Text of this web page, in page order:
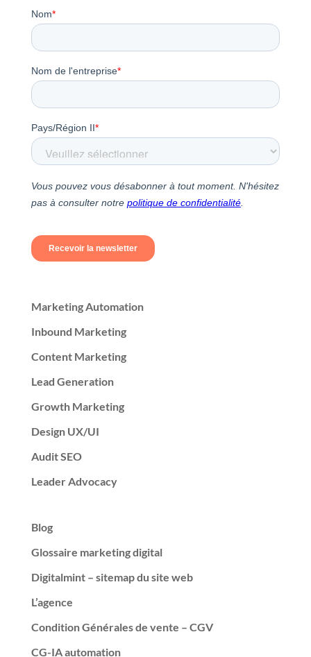
Marketing Automation
Inbound Marketing
Content Marketing
Lead Generation
Growth Marketing
Design UX/UI
Audit SEO
Leader Advocacy
Blog
Glossaire marketing digital
Digitalmint – sitemap du site web
L’agence
Condition Générales de vente – CGV
CG-IA automation